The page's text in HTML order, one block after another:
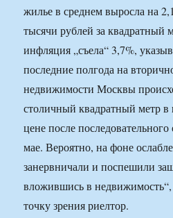
жилье в среднем выросла на
тысячи рублей за квадратный
инфляция „съела“ 3,7%,
последние полгода на
недвижимости Москвы
столичный квадратный метр
цене после
мае. Вероятно, на фоне
занервничали и поспешили
вложившись в
точку зрения риелтор.